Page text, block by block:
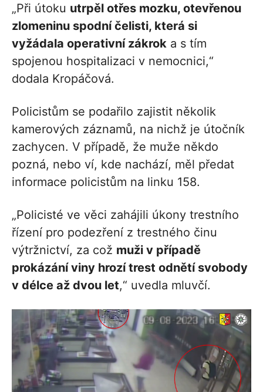
„Při útoku utrpěl otřes mozku, otevřenou
zlomeninu spodní čelisti, která si
vyžádala operativní zákrok a s tím
spojenou hospitalizaci v nemocnici,“
dodala Kropáčová.
Policistům se podařilo zajistit několik
kamerových záznamů, na nichž je útočník
zachycen. V případě, že muže někdo
pozná, nebo ví, kde nachází, měl předat
informace policistům na linku 158.
„Policisté ve věci zahájili úkony trestního
řízení pro podezření z trestného činu
výtržnictví, za což muži v případě
prokázání viny hrozí trest odnětí svobody
v délce až dvou let,“ uvedla mluvčí.